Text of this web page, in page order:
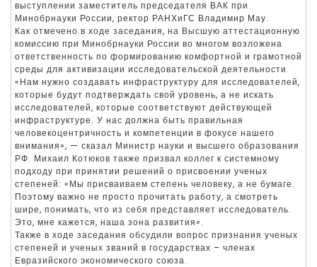
выступлении заместитель председателя ВАК при
Минобрнауки России, ректор РАНХиГС Владимир Мау.
Как отмечено в ходе заседания, на Высшую аттестационную
комиссию при Минобрнауки России во многом возложена
ответственность по формированию комфортной и грамотной
среды для активизации исследовательской деятельности.
«Нам нужно создавать инфраструктуру для исследователей,
которые будут подтверждать свой уровень, а не искать
исследователей, которые соответствуют действующей
инфраструктуре. У нас должна быть правильная
человекоцентричность и компетенции в фокусе нашего
внимания», — сказал Министр науки и высшего образования
РФ. Михаил Котюков также призвал коллег к системному
подходу при принятии решений о присвоении ученых
степеней: «Мы присваиваем степень человеку, а не бумаге.
Поэтому важно не просто прочитать работу, а смотреть
шире, понимать, что из себя представляет исследователь.
Это, мне кажется, наша зона развития».
Также в ходе заседания обсудили вопрос признания ученых
степеней и ученых званий в государствах – членах
Евразийского экономического союза.